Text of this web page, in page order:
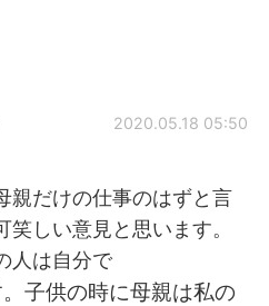
2020.05.18 05:50
親だけの仕事のはずと言
しい意見と思います。
人は自分で
子供の時に母親は私の